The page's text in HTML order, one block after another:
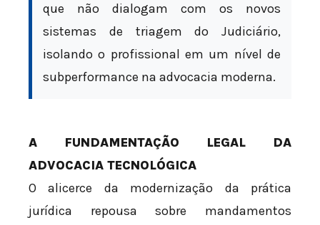
que não dialogam com os novos
sistemas de triagem do Judiciário,
isolando o profissional em um nível de
subperformance na advocacia moderna.
A FUNDAMENTAÇÃO LEGAL DA
ADVOCACIA TECNOLÓGICA
O alicerce da modernização da prática
jurídica repousa sobre mandamentos